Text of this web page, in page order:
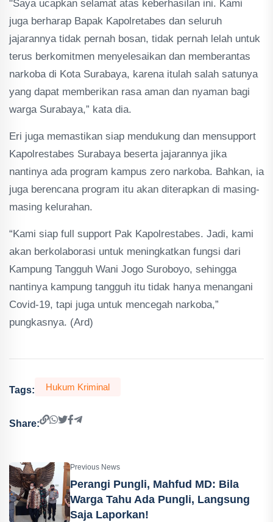
"Saya ucapkan selamat atas keberhasilan ini. Kami
juga berharap Bapak Kapolretabes dan seluruh
jajarannya tidak pernah bosan, tidak pernah lelah untuk
terus berkomitmen menyelesaikan dan memberantas
narkoba di Kota Surabaya, karena itulah salah satunya
yang dapat memberikan rasa aman dan nyaman bagi
warga Surabaya,” kata dia.
Eri juga memastikan siap mendukung dan mensupport
Kapolrestabes Surabaya beserta jajarannya jika
nantinya ada program kampus zero narkoba. Bahkan, ia
juga berencana program itu akan diterapkan di masing-
masing kelurahan.
“Kami siap full support Pak Kapolrestabes. Jadi, kami
akan berkolaborasi untuk meningkatkan fungsi dari
Kampung Tangguh Wani Jogo Suroboyo, sehingga
nantinya kampung tangguh itu tidak hanya menangani
Covid-19, tapi juga untuk mencegah narkoba,”
pungkasnya. (Ard)
Tags: Hukum Kriminal
Share:
Previous News
Perangi Pungli, Mahfud MD: Bila
Warga Tahu Ada Pungli, Langsung
Saja Laporkan!